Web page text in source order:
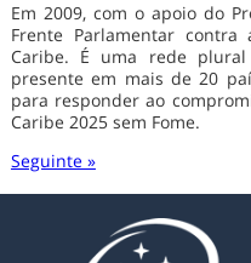
Em 2009, com o apoio do
Frente Parlamentar
Caribe. É uma rede
presente em mais de 20
para responder ao
Caribe 2025 sem Fome.
Seguinte »